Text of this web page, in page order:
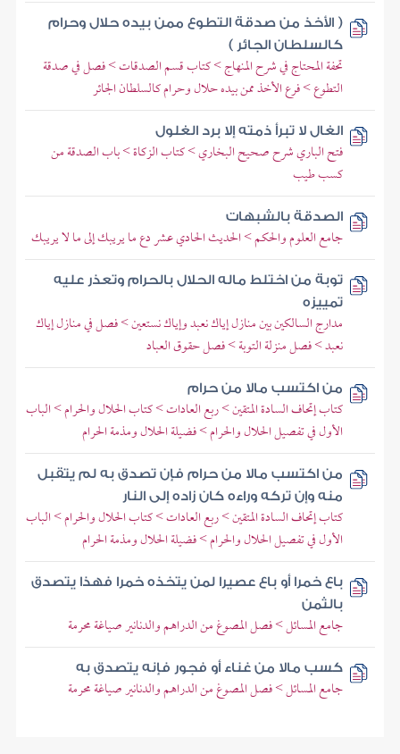
( الأخذ من صدقة التطوع ممن بيده حلال وحرام
كالسلطان الجائر )
تحفة المحتاج في شرح المنهاج > كتاب قسم الصدقات > فصل في صدقة
التطوع > فرع الأخذ ممن بيده حلال وحرام كالسلطان الجائر
الغال لا تبرأ ذمته إلا برد الغلول
فتح الباري شرح صحيح البخاري > كتاب الزكاة > باب الصدقة من
كسب طيب
الصدقة بالشبهات
جامع العلوم والحكم > الحديث الحادي عشر دع ما يريبك إلى ما لا يريبك
توبة من اختلط ماله الحلال بالحرام وتعذر عليه
تمييزه
مدارج السالكين بين منازل إياك نعبد وإياك نستعين > فصل في منازل إياك
نعبد > فصل منزلة التوبة > فصل حقوق العباد
من اكتسب مالا من حرام
كتاب إتحاف السادة المتقين > ربع العادات > كتاب الحلال والحرام > الباب
الأول في تفصيل الحلال والحرام > فضيلة الحلال ومذمة الحرام
من اكتسب مالا من حرام فإن تصدق به لم يتقبل
منه وإن تركه وراءه كان زاده إلى النار
كتاب إتحاف السادة المتقين > ربع العادات > كتاب الحلال والحرام > الباب
الأول في تفصيل الحلال والحرام > فضيلة الحلال ومذمة الحرام
باع خمرا أو باع عصيرا لمن يتخذه خمرا فهذا يتصدق
بالثمن
جامع المسائل > فصل المصوغ من الدراهم والدنانير صياغة محرمة
كسب مالا من غناء أو فجور فإنه يتصدق به
جامع المسائل > فصل المصوغ من الدراهم والدنانير صياغة محرمة